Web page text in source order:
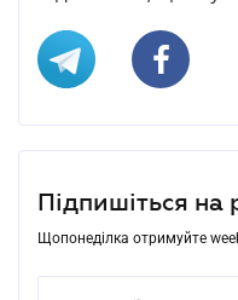
Підпишіться на
Щопонеділка отримуйте